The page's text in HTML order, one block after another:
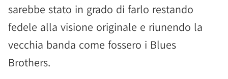
sarebbe stato in grado di farlo restando
fedele alla visione originale e riunendo la
vecchia banda come fossero i Blues
Brothers.